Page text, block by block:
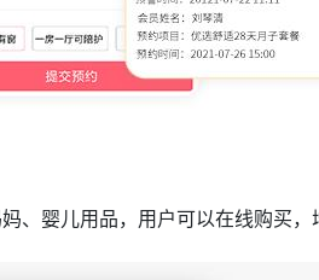
、婴儿用品，用户可以在线购买